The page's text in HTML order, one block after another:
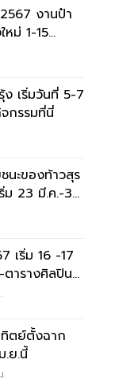
งานป๋า
หม่ 1-15
ง เริ่มวันที่ 5-7
จกรรมที่นี่
นะของท้าวสุร
ม 23 มี.ค.-3
เริ่ม 16 -17
ตารางศิลปินที่
ตย์ตั้งฉาก
.ย.นี้
.